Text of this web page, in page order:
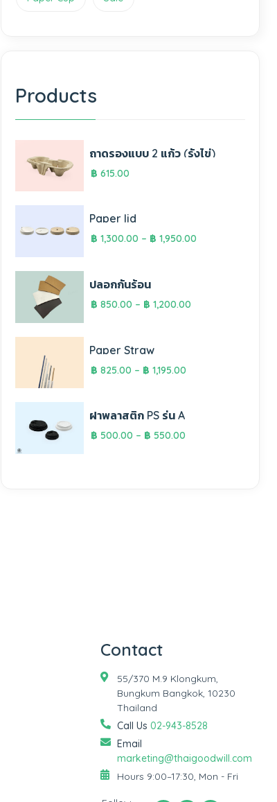
Products
ถาดรองแบบ 2 แก้ว (รังไข่)
฿ 615.00
Paper lid
฿ 1,300.00 – ฿ 1,950.00
ปลอกกันร้อน
฿ 850.00 – ฿ 1,200.00
Paper Straw
฿ 825.00 – ฿ 1,195.00
ฝาพลาสติก PS รุ่น A
฿ 500.00 – ฿ 550.00
Contact
55/370 M.9 Klongkum,
Bungkum Bangkok, 10230
Thailand
Call Us 02-943-8528
Email
marketing@thaigoodwill.com
Hours 9:00–17:30, Mon - Fri